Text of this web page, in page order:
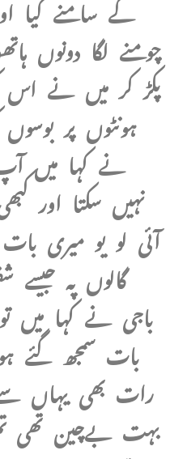
چومنے لگا دونوں
پکڑ کر میں نے اس
ہونٹوں پر
نے کہا میں
نہیں سکتا اور
آئی لو یو میری
گالوں پہ
باجی نے کہا میں
بات سمجھ گئے
رات بھی یہاں
بہت بےچین تھی